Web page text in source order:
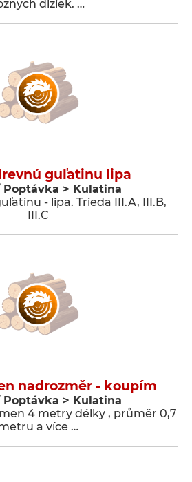
dlziek. …
guľatinu lipa
Poptávka > Kulatina
- lipa. Trieda III.A, III.B,
III.C
nadrozměr - koupím
Poptávka > Kulatina
4 metry délky , průměr 0,7
a více …